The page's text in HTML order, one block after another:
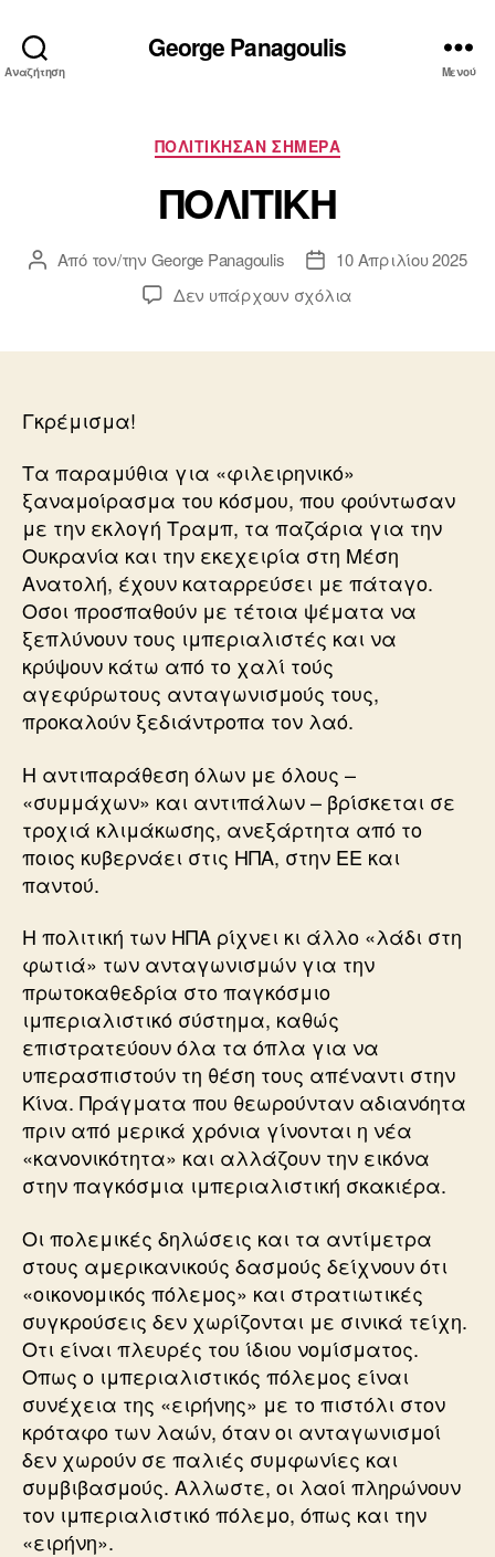
Αναζήτηση
George Panagoulis
Μενού
Κατηγορίες
ΠΟΛΙΤΙΚΗΣΑΝ ΣΗΜΕΡΑ
ΠΟΛΙΤΙΚΗ
Συντάκτης
Από τον/την George Panagoulis
Ημ.
δημοσίευσης
10 Απριλίου 2025
Δεν υπάρχουν σχόλια
Γκρέμισμα!
Τα παραμύθια για «φιλειρηνικό»
ξαναμοίρασμα του κόσμου, που φούντωσαν
με την εκλογή Τραμπ, τα παζάρια για την
Ουκρανία και την εκεχειρία στη Μέση
Ανατολή, έχουν καταρρεύσει με πάταγο.
Οσοι προσπαθούν με τέτοια ψέματα να
ξεπλύνουν τους ιμπεριαλιστές και να
κρύψουν κάτω από το χαλί τούς
αγεφύρωτους ανταγωνισμούς τους,
προκαλούν ξεδιάντροπα τον λαό.
Η αντιπαράθεση όλων με όλους –
«συμμάχων» και αντιπάλων – βρίσκεται σε
τροχιά κλιμάκωσης, ανεξάρτητα από το
ποιος κυβερνάει στις ΗΠΑ, στην ΕΕ και
παντού.
Η πολιτική των ΗΠΑ ρίχνει κι άλλο «λάδι στη
φωτιά» των ανταγωνισμών για την
πρωτοκαθεδρία στο παγκόσμιο
ιμπεριαλιστικό σύστημα, καθώς
επιστρατεύουν όλα τα όπλα για να
υπερασπιστούν τη θέση τους απέναντι στην
Κίνα. Πράγματα που θεωρούνταν αδιανόητα
πριν από μερικά χρόνια γίνονται η νέα
«κανονικότητα» και αλλάζουν την εικόνα
στην παγκόσμια ιμπεριαλιστική σκακιέρα.
Οι πολεμικές δηλώσεις και τα αντίμετρα
στους αμερικανικούς δασμούς δείχνουν ότι
«οικονομικός πόλεμος» και στρατιωτικές
συγκρούσεις δεν χωρίζονται με σινικά τείχη.
Οτι είναι πλευρές του ίδιου νομίσματος.
Οπως ο ιμπεριαλιστικός πόλεμος είναι
συνέχεια της «ειρήνης» με το πιστόλι στον
κρόταφο των λαών, όταν οι ανταγωνισμοί
δεν χωρούν σε παλιές συμφωνίες και
συμβιβασμούς. Αλλωστε, οι λαοί πληρώνουν
τον ιμπεριαλιστικό πόλεμο, όπως και την
«ειρήνη».